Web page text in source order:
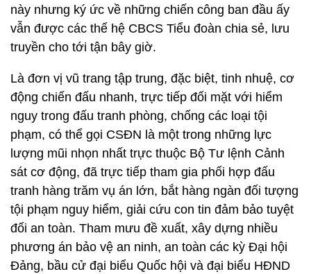
này nhưng ký ức về những chiến công ban đầu ấy
vẫn được các thế hệ CBCS Tiểu đoàn chia sẻ, lưu
truyền cho tới tận bây giờ.
Là đơn vị vũ trang tập trung, đặc biệt, tinh nhuệ, cơ
động chiến đấu nhanh, trực tiếp đối mặt với hiểm
nguy trong đấu tranh phòng, chống các loại tội
phạm, có thể gọi CSĐN là một trong những lực
lượng mũi nhọn nhất trực thuộc Bộ Tư lệnh Cảnh
sát cơ động, đã trực tiếp tham gia phối hợp đấu
tranh hàng trăm vụ án lớn, bắt hàng ngàn đối tượng
tội phạm nguy hiểm, giải cứu con tin đảm bảo tuyệt
đối an toàn. Tham mưu đề xuất, xây dựng nhiều
phương án bảo vệ an ninh, an toàn các kỳ Đại hội
Đảng, bầu cử đại biểu Quốc hội và đại biểu HĐND